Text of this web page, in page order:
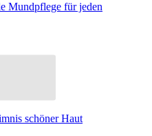
Mundpflege für jeden
schöner Haut